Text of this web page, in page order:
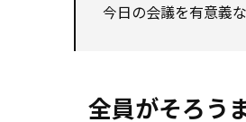
今日の会議を有意義
全員がそろう